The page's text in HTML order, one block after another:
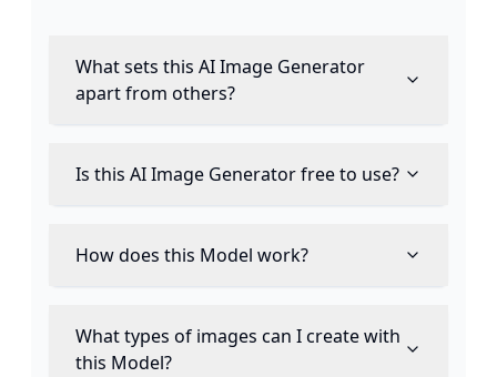
What sets this AI Image Generator
apart from others?
Is this AI Image Generator free to use?
How does this Model work?
What types of images can I create with
this Model?